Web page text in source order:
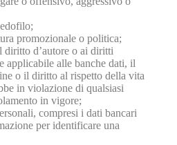
promozionale o politica;
diritto d’autore o ai diritti
applicabile alle banche dati, il
o il diritto al rispetto della vita
in violazione di qualsiasi
in vigore;
compresi i dati bancari
per identificare una